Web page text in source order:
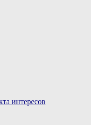
интересов